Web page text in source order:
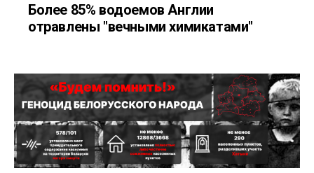
Более 85% водоемов Англии
отравлены "вечными химикатами"